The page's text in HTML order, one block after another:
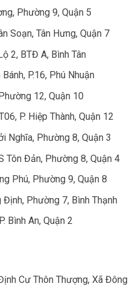
Phường 9, Quận 5
Soạn, Tân Hưng, Quận 7
2, BTĐ A, Bình Tân
P.16, Phú Nhuận
12, Quận 10
P. Hiệp Thành, Quận 12
Nghĩa, Phường 8, Quận 3
Đản, Phường 8, Quận 4
Phú, Phường 9, Quận 8
Phường 7, Bình Thạnh
Bình An, Quận 2
Cư Thôn Thượng, Xã Đông